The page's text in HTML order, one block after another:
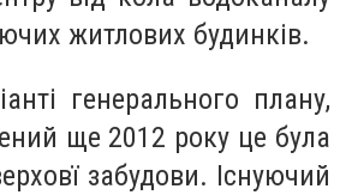
житлових будинків.
генерального плану,
ще 2012 року це була
забудови. Існуючий